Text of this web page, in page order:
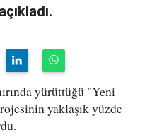
yürüttüğü "Yeni
yaklaşık yüzde